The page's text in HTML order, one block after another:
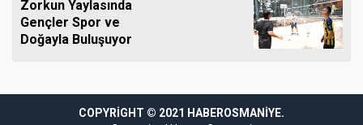
Zorkun Yaylasında
Gençler Spor ve
Doğayla Buluşuyor
COPYRIGHT © 2021 HABEROSMANIYE.
grandpashabet giriş grandpashabet girişgrandpashabet